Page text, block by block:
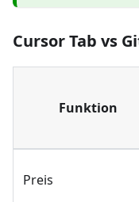
Cursor Tab vs
Funktion
Preis